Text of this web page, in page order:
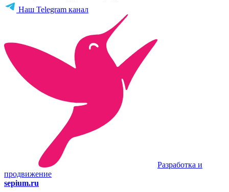
Наш Telegram канал
Разработка и
продвижение
sepium.ru